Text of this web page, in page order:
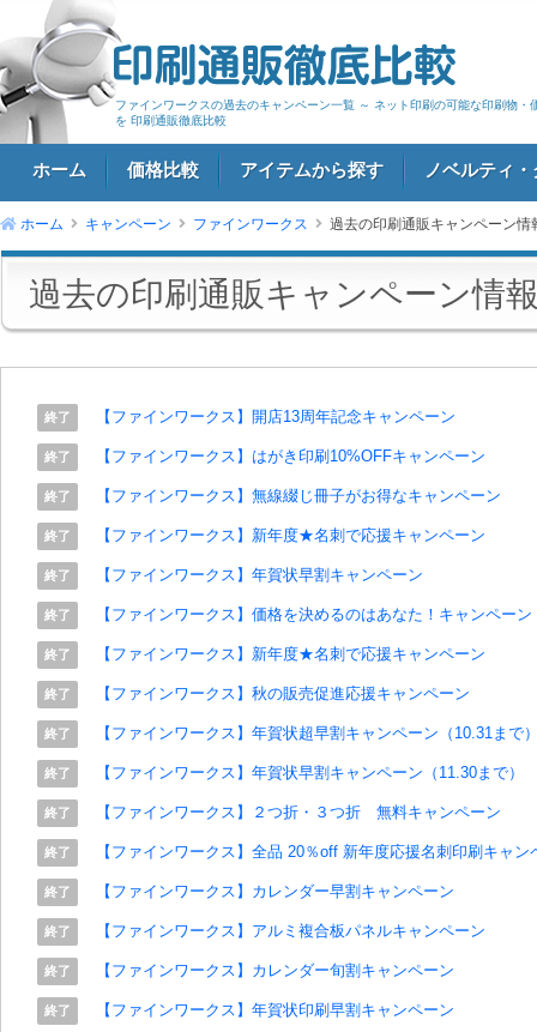
ファインワークスの過去のキャンペーン一覧 ～ ネット印刷の可能な印刷物・
を 印刷通販徹底比較
ホーム 価格比較 アイテムから探す ノベルティ
ホーム キャンペーン ファインワークス 過去の印刷通販キャンペーン情
過去の印刷通販キャンペーン情
終了 【ファインワークス】開店13周年記念キャンペーン
終了 【ファインワークス】はがき印刷10%OFFキャンペーン
終了 【ファインワークス】無線綴じ冊子がお得なキャンペーン
終了 【ファインワークス】新年度★名刺で応援キャンペーン
終了 【ファインワークス】年賀状早割キャンペーン
終了 【ファインワークス】価格を決めるのはあなた！キャンペーン
終了 【ファインワークス】新年度★名刺で応援キャンペーン
終了 【ファインワークス】秋の販売促進応援キャンペーン
終了 【ファインワークス】年賀状超早割キャンペーン（10.31まで
終了 【ファインワークス】年賀状早割キャンペーン（11.30まで）
終了 【ファインワークス】２つ折・３つ折 無料キャンペーン
終了 【ファインワークス】全品 20％off 新年度応援名刺印刷キャン
終了 【ファインワークス】カレンダー早割キャンペーン
終了 【ファインワークス】アルミ複合板パネルキャンペーン
終了 【ファインワークス】カレンダー旬割キャンペーン
終了 【ファインワークス】年賀状印刷早割キャンペーン